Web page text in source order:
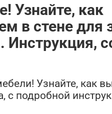
Узнайте, как
в стене для
Инструкция,
Узнайте, как
с подробной